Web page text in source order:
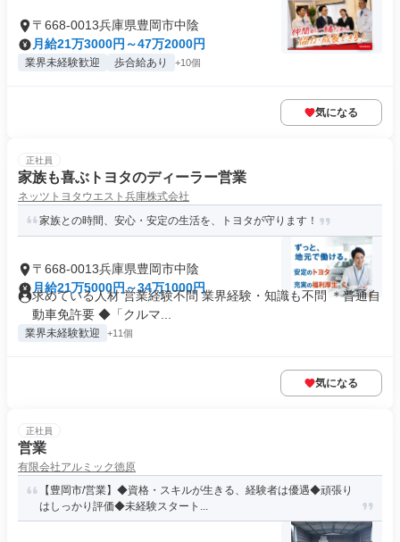
〒668-0013兵庫県豊岡市中陰
月給21万3000円～47万2000円
業界未経験歓迎 歩合給あり +10個
気になる
正社員
家族も喜ぶトヨタのディーラー営業
ネッツトヨタウエスト兵庫株式会社
家族との時間、安心・安定の生活を、トヨタが守ります！
〒668-0013兵庫県豊岡市中陰
月給21万5000円～34万1000円
求めている人材 営業経験不問 業界経験・知識も不問 ＊普通自
動車免許要 ◆「クルマ...
業界未経験歓迎 +11個
気になる
正社員
営業
有限会社アルミック徳原
【豊岡市/営業】◆資格・スキルが生きる、経験者は優遇◆頑張り
はしっかり評価◆未経験スタート...